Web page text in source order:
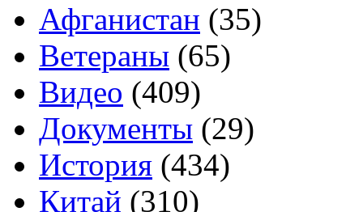
Афганистан (35)
Ветераны (65)
Видео (409)
Документы (29)
История (434)
Китай (310)